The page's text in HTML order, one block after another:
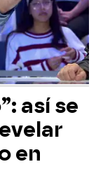
así se
en